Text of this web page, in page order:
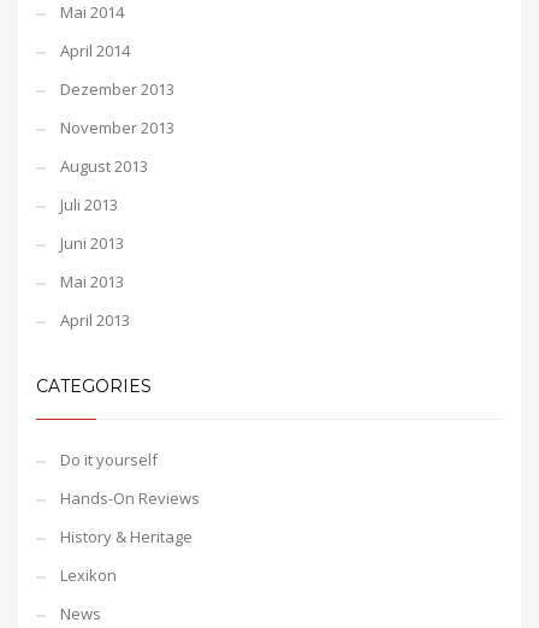
Mai 2014
April 2014
Dezember 2013
November 2013
August 2013
Juli 2013
Juni 2013
Mai 2013
April 2013
CATEGORIES
Do it yourself
Hands-On Reviews
History & Heritage
Lexikon
News